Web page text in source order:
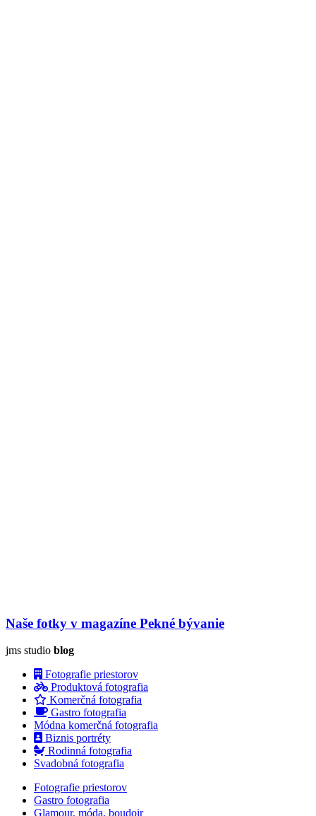
Naše fotky v magazíne Pekné bývanie
jms studio blog
Fotografie priestorov
Produktová fotografia
Komerčná fotografia
Gastro fotografia
Módna komerčná fotografia
Biznis portréty
Rodinná fotografia
Svadobná fotografia
Fotografie priestorov
Gastro fotografia
Glamour, móda, boudoir